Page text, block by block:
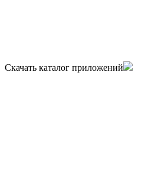
Скачать каталог приложений